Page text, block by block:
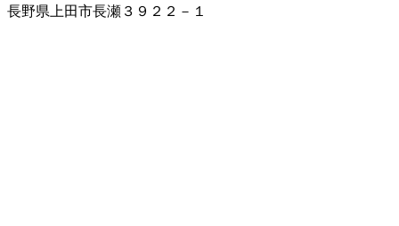
長野県上田市長瀬３９２２－１